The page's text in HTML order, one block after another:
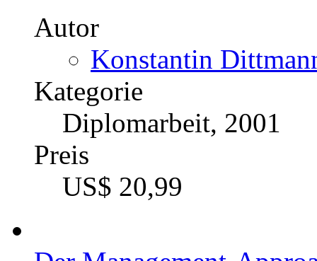
Autor
Konstantin
Kategorie
Diplomarbeit, 2001
Preis
US$ 20,99